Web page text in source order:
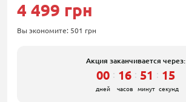
4 499 грн
Вы экономите: 501 грн
Акция заканчивается через:
00
дней
: 16
часов
: 51
минут
: 15
секунд